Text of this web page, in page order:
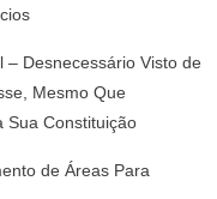
– Desnecessário Visto de
Mesmo Que
Sua Constituição
de Áreas Para